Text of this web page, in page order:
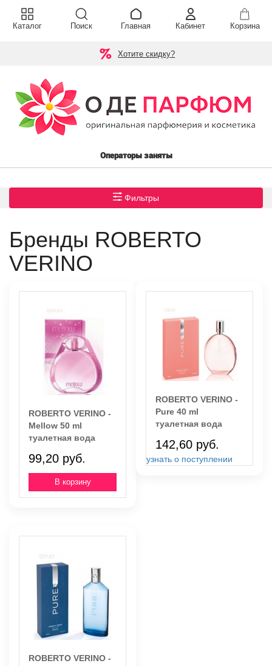
Хотите скидку?
Операторы заняты
Фильтры
Бренды ROBERTO
VERINO
ROBERTO VERINO -
Mellow 50 ml
туалетная вода
99,20 руб.
ROBERTO VERINO -
Pure 40 ml
туалетная вода
142,60 руб.
узнать о поступлении
ROBERTO VERINO -
Каталог Поиск Главная Кабинет Корзина